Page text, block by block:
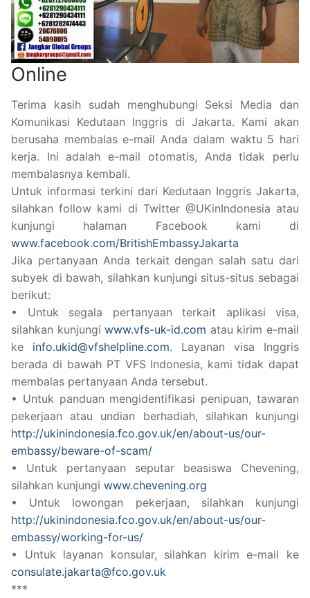
Online
Terima kasih sudah menghubungi Seksi Media dan
Komunikasi Kedutaan Inggris di Jakarta. Kami akan
berusaha membalas e-mail Anda dalam waktu 5 hari
kerja. Ini adalah e-mail otomatis, Anda tidak perlu
membalasnya kembali.
Untuk informasi terkini dari Kedutaan Inggris Jakarta,
silahkan follow kami di Twitter @UKinIndonesia atau
kunjungi halaman Facebook kami di
www.facebook.com/BritishEmbassyJakarta
Jika pertanyaan Anda terkait dengan salah satu dari
subyek di bawah, silahkan kunjungi situs-situs sebagai
berikut:
• Untuk segala pertanyaan terkait aplikasi visa,
silahkan kunjungiwww.vfs-uk-id.com atau kirim e-mail
ke info.ukid@vfshelpline.com. Layanan visa Inggris
berada di bawah PT VFS Indonesia, kami tidak dapat
membalas pertanyaan Anda tersebut.
• Untuk panduan mengidentifikasi penipuan, tawaran
pekerjaan atau undian berhadiah, silahkan kunjungi
http://ukinindonesia.fco.gov.uk/en/about-us/our-
embassy/beware-of-scam/
• Untuk pertanyaan seputar beasiswa Chevening,
silahkan kunjungi www.chevening.org
• Untuk lowongan pekerjaan, silahkan kunjungi
http://ukinindonesia.fco.gov.uk/en/about-us/our-
embassy/working-for-us/
• Untuk layanan konsular, silahkan kirim e-mail ke
consulate.jakarta@fco.gov.uk
***